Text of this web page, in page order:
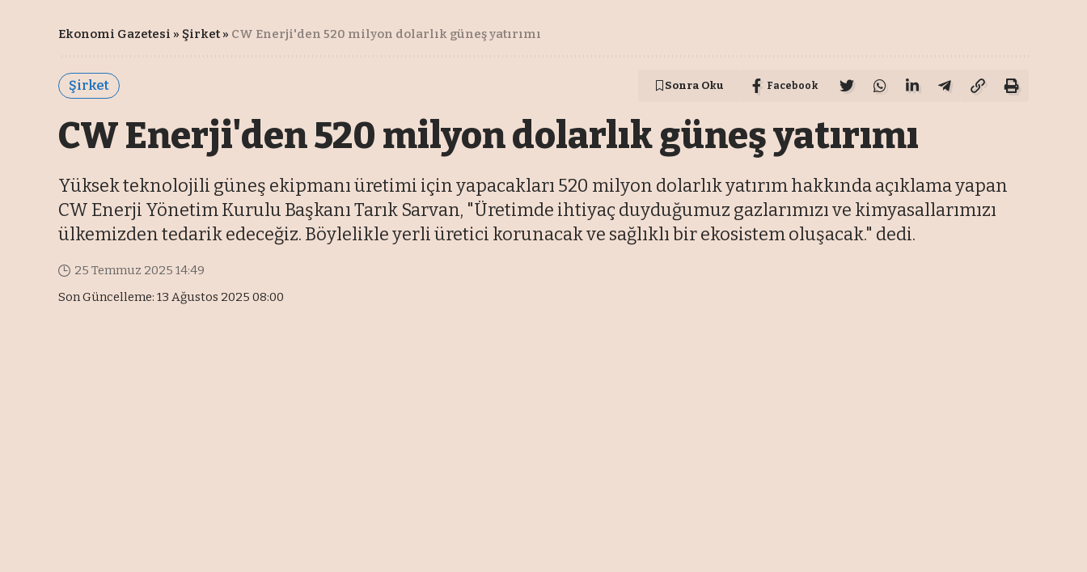
Ekonomi Gazetesi » Şirket » CW Enerji'den 520 milyon dolarlık güneş yatırımı
Şirket Sonra Oku Facebook
CW Enerji'den 520 milyon dolarlık güneş yatırımı
Yüksek teknolojili güneş ekipmanı üretimi için yapacakları 520 milyon dolarlık yatırım hakkında açıklama yapan
CW Enerji Yönetim Kurulu Başkanı Tarık Sarvan, "Üretimde ihtiyaç duyduğumuz gazlarımızı ve kimyasallarımızı
ülkemizden tedarik edeceğiz. Böylelikle yerli üretici korunacak ve sağlıklı bir ekosistem oluşacak." dedi.
Son Güncelleme: 13 Ağustos 2025 08:00
25 Temmuz 2025 14:49